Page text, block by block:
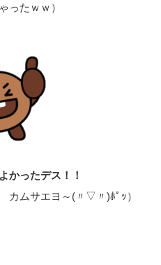
ったｗｗ）
ったデス！！
カムサエヨ～(〃▽〃)ﾎﾟｯ）